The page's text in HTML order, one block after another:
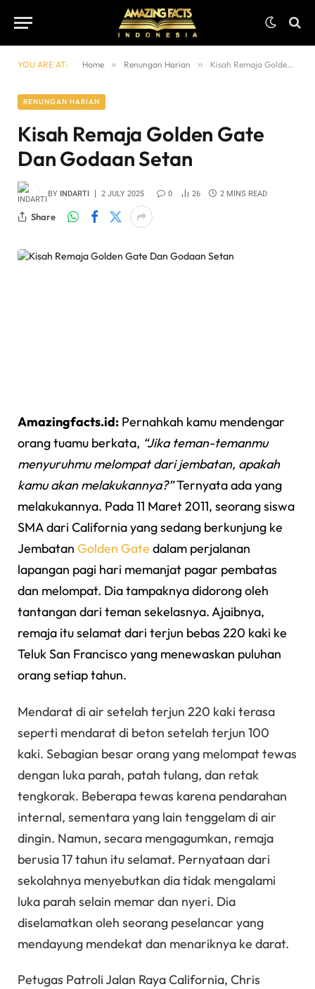
YOU ARE AT: Home » Renungan Harian » Kisah Remaja Golden Gate Dan Godaan Setan
RENUNGAN HARIAN
Kisah Remaja Golden Gate
Dan Godaan Setan
BY INDARTI 2 JULY 2025 0 26 2 MINS READ
Share
Amazingfacts.id: Pernahkah kamu mendengar
orang tuamu berkata, “Jika teman-temanmu
menyuruhmu melompat dari jembatan, apakah
kamu akan melakukannya?”Ternyata ada yang
melakukannya. Pada 11 Maret 2011, seorang siswa
SMA dari California yang sedang berkunjung ke
Jembatan Golden Gate dalam perjalanan
lapangan pagi hari memanjat pagar pembatas
dan melompat. Dia tampaknya didorong oleh
tantangan dari teman sekelasnya. Ajaibnya,
remaja itu selamat dari terjun bebas 220 kaki ke
Teluk San Francisco yang menewaskan puluhan
orang setiap tahun.
Mendarat di air setelah terjun 220 kaki terasa
seperti mendarat di beton setelah terjun 100
kaki. Sebagian besar orang yang melompat tewas
dengan luka parah, patah tulang, dan retak
tengkorak. Beberapa tewas karena pendarahan
internal, sementara yang lain tenggelam di air
dingin. Namun, secara mengagumkan, remaja
berusia 17 tahun itu selamat. Pernyataan dari
sekolahnya menyebutkan dia tidak mengalami
luka parah selain memar dan nyeri. Dia
diselamatkan oleh seorang peselancar yang
mendayung mendekat dan menariknya ke darat.
Petugas Patroli Jalan Raya California, Chris